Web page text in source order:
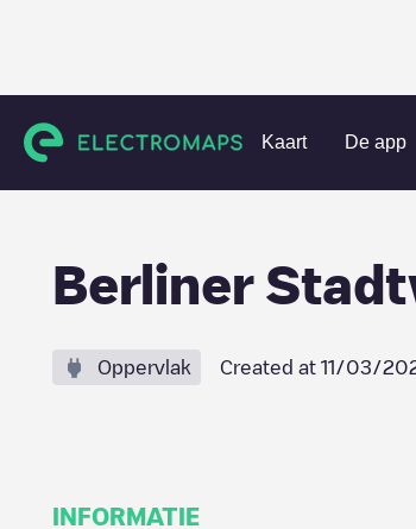
Kaart De app
Charging stations Duitsland Berlin
Berliner
Oppervlak Created at 11/03/
INFORMATIE